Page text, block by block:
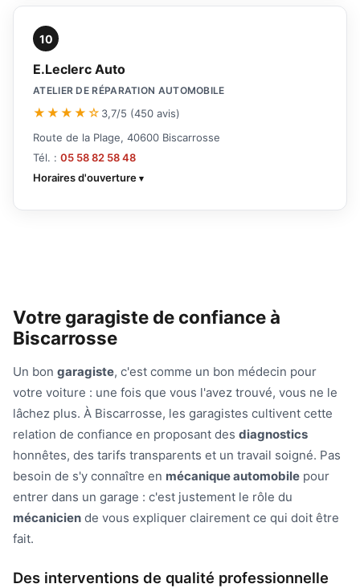
10
E.Leclerc Auto
ATELIER DE RÉPARATION AUTOMOBILE
★★★★☆ 3,7/5 (450 avis)
Route de la Plage, 40600 Biscarrosse
Tél. : 05 58 82 58 48
Horaires d'ouverture
Votre garagiste de confiance à
Biscarrosse
Un bon garagiste, c'est comme un bon médecin pour
votre voiture : une fois que vous l'avez trouvé, vous ne le
lâchez plus. À Biscarrosse, les garagistes cultivent cette
relation de confiance en proposant des diagnostics
honnêtes, des tarifs transparents et un travail soigné. Pas
besoin de s'y connaître en mécanique automobile pour
entrer dans un garage : c'est justement le rôle du
mécanicien de vous expliquer clairement ce qui doit être
fait.
Des interventions de qualité professionnelle